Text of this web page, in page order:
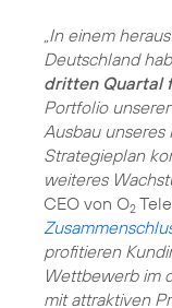
„In einem
Deutschland
dritten Quartal
Portfolio
Ausbau unseres
Strategieplan
weiteres
CEO von O2
profitieren
Wettbewerb im
mit attraktiven